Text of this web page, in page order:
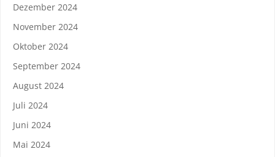
Dezember 2024
November 2024
Oktober 2024
September 2024
August 2024
Juli 2024
Juni 2024
Mai 2024